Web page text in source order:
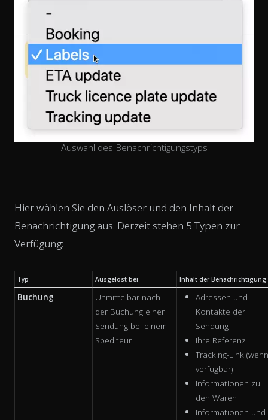
Auswahl des Benachrichtigungstyps
Hier wählen Sie den Auslöser und den Inhalt der
Benachrichtigung aus. Derzeit stehen 5 Typen zur
Verfügung:
Typ Ausgelöst bei Inhalt der Benachrichtigung
Buchung
Unmittelbar nach
der Buchung einer
Sendung bei einem
Spediteur
Adressen und
Kontakte der
Sendung
Ihre Referenz
Tracking-Link
verfügbar)
Informationen zu
den Waren
Informationen und